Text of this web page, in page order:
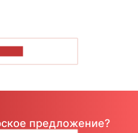
предложение?